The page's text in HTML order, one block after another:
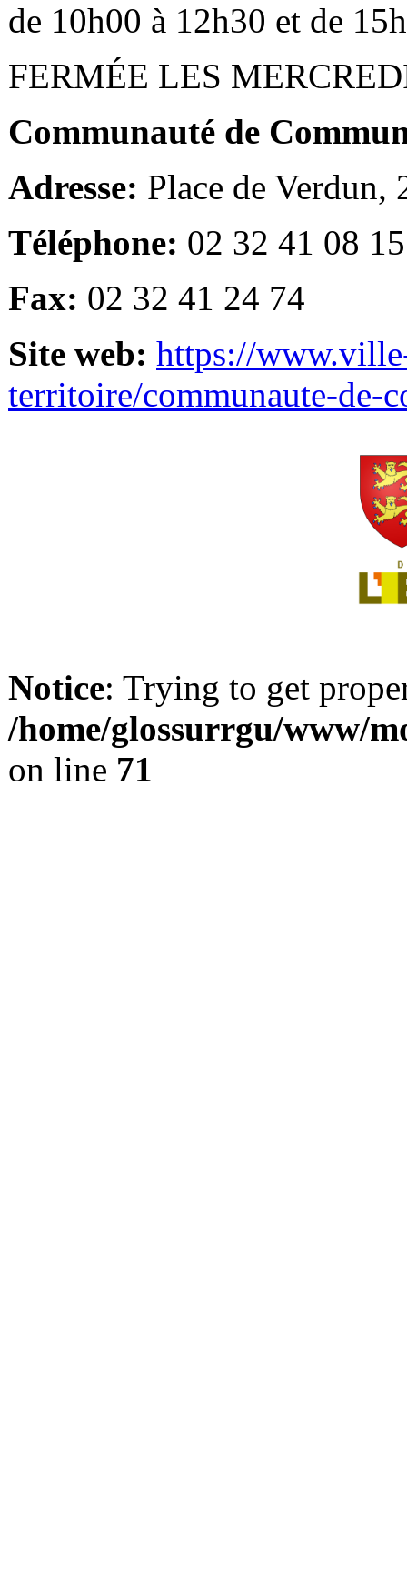
de 10h00 à 12h30 et de
FERMÉE LES
Communauté de
Adresse: Place de Verdun,
Téléphone: 02 32 41 08 15
Fax: 02 32 41 24 74
Site web: https://
territoire/communaute-de-
Notice: Trying to get
/home/glossurrgu/www/
on line 71